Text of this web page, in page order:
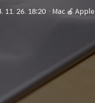
11. 26. 18:20ㆍ Mac 🍎 Apple